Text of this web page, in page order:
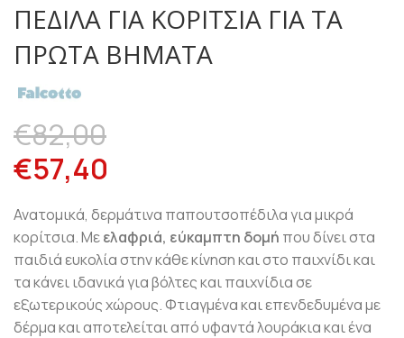
ΠΈΔΙΛΑ ΓΙΑ ΚΟΡΊΤΣΙΑ ΓΙΑ ΤΑ
ΠΡΏΤΑ ΒΉΜΑΤΑ
€82,00
€57,40
Ανατομικά, δερμάτινα παπουτσοπέδιλα για μικρά
κορίτσια. Μεελαφριά, εύκαμπτη δομή που δίνει στα
παιδιά ευκολία στην κάθε κίνηση και στο παιχνίδι και
τα κάνει ιδανικά για βόλτες και παιχνίδια σε
εξωτερικούς χώρους. Φτιαγμένα και επενδεδυμένα με
δέρμα και αποτελείται από υφαντά λουράκια και ένα